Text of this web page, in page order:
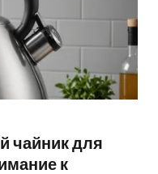
чайник для
к